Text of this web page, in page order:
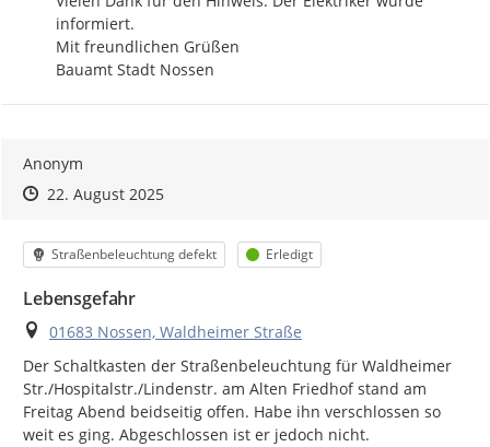
informiert.
Mit freundlichen Grüßen
Bauamt Stadt Nossen
Anonym
Zeitpunkt des Erstellens
Zeitpunkt des Erstellens
22. August 2025Zur Äußerung
Kategorie
Straßenbeleuchtung defekt Status
Erledigt
Lebensgefahr
Ort
01683 Nossen, Waldheimer Straße
Der Schaltkasten der Straßenbeleuchtung für Waldheimer
Str./Hospitalstr./Lindenstr. am Alten Friedhof stand am
Freitag Abend beidseitig offen. Habe ihn verschlossen so
weit es ging. Abgeschlossen ist er jedoch nicht.